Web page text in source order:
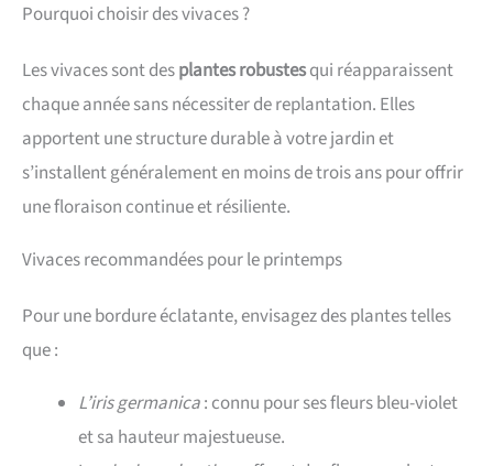
Pourquoi choisir des vivaces ?
Les vivaces sont desplantes robustesqui réapparaissent
chaque année sans nécessiter de replantation. Elles
apportent une structure durable à votre jardin et
s’installent généralement en moins de trois ans pour offrir
une floraison continue et résiliente.
Vivaces recommandées pour le printemps
Pour une bordure éclatante, envisagez des plantes telles
que :
L’iris germanica: connu pour ses fleurs bleu-violet
et sa hauteur majestueuse.